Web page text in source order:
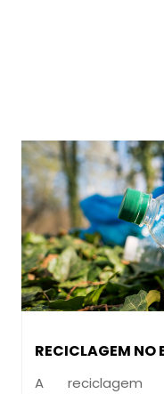
RECICLAGEM NO
A reciclagem